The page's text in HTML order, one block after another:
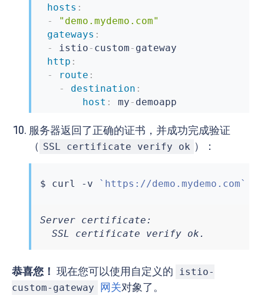
hosts :
-
"demo.mydemo.com"
gateways :
-
istio - custom - gateway
http :
-
route :
-
destination :
host : my - demoapp
服务器返回了正确的证书，并成功完成验证
（ SSL certificate verify ok ）：
$ curl -v ` https://demo.mydemo.com `
Server certificate:
  SSL certificate verify ok.
恭喜您！ 现在您可以使用自定义的
istio-
custom-gateway
网关对象了。